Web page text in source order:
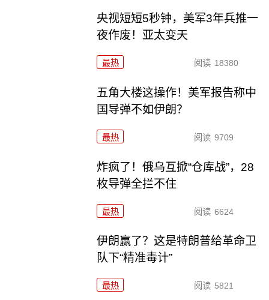
央视短短5秒钟，美军3年兵推一
夜作废！亚太变天
最热 阅读 18380
五角大楼这操作！美军报告称中
国导弹不如伊朗？
最热 阅读 9709
炸疯了！俄乌互掀“仓库战”，28
枚导弹全拦不住
最热 阅读 6624
伊朗赢了？这是特朗普给革命卫
队下“精准毒计”
最热 阅读 5821